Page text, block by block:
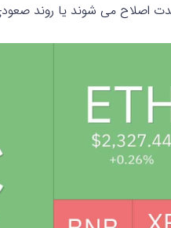
اصلاح می شوند یا روند